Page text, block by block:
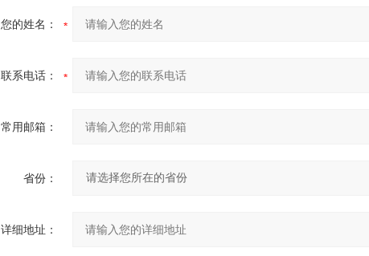
您的姓名：
联系电话：
常用邮箱：
省份：
详细地址：